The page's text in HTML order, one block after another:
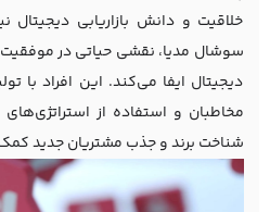
خلاقیت و دانش بازاریابی دیجیتال
سوشال مدیا، نقشی حیاتی در موفقیت
دیجیتال ایفا می‌کند. این افراد با
مخاطبان و استفاده از استراتژی‌های
شناخت برند و جذب مشتریان جدید